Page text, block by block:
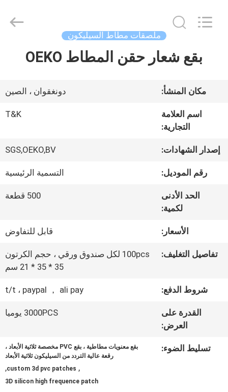
منزل
المنتجات
بنا
جولة
المعمل
الجودة
Garment
Accessories
ملصقات مطاط السيليكون
بقع شعار حقن المطاط OEKO
مكان المنشأ: دونغقوان ، الصين
اسم العلامة
التجارية:
T&K
إصدار الشهادات: SGS,OEKO,BV
رقم الموديل: التسمية الرئيسية
الحد الأدنى
لكمية:
500 قطعة
الأسعار: قابل للتفاوض
تفاصيل التغليف:
100pcs لكل صندوق ورقي ، حجم الكرتون
35 * 35 * 21 سم
شروط الدفع: t/t ، paypal ， ali pay
القدرة على
العرض:
3000PCS يوميا
تسليط الضوء:
بقع معنويات مطاطية ، بقع PVC مخصصة ثلاثية الأبعاد ،
رقعة عالية التردد من السيليكون ثلاثية الأبعاد
,
custom 3d pvc patches
,
3D silicon high frequence patch